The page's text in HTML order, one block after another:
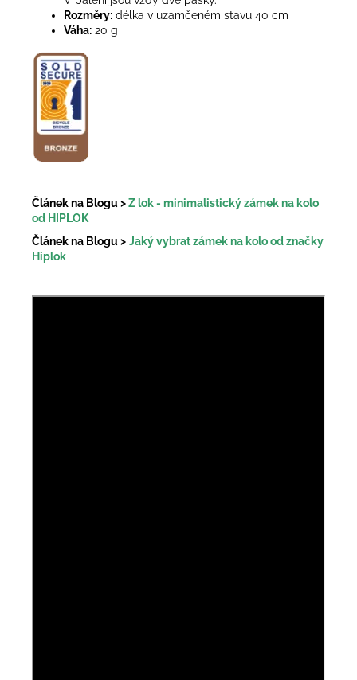
Rozměry: délka v uzamčeném stavu 40 cm
Váha: 20 g
Článek na Blogu >Z lok - minimalistický zámek na kolo
od HIPLOK
Článek na Blogu > Jaký vybrat zámek na kolo od značky
Hiplok